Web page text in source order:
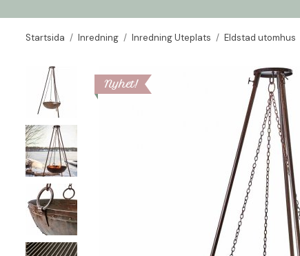
Startsida / Inredning / Inredning Uteplats / Eldstad utomhus
Nyhet!